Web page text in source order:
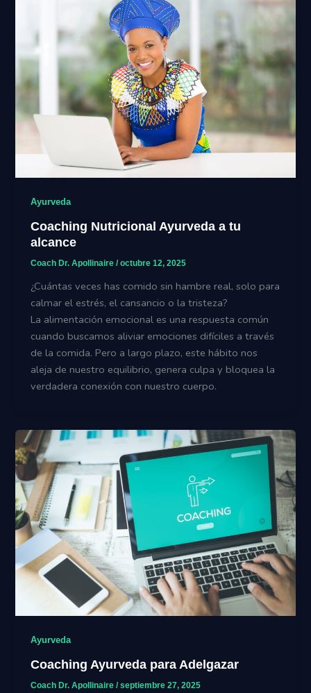
Ayurveda
Coaching Nutricional Ayurveda a tu
alcance
Coach Dr. Apollinaire/octubre 12, 2025
¿Cuántas veces has comido sin hambre real, solo para
calmar el estrés, el cansancio o la tristeza?
La alimentación emocional es una respuesta común
cuando buscamos aliviar emociones difíciles a través
de la comida. Pero a largo plazo, este hábito nos
aleja de nuestro equilibrio, genera culpa y bloquea la
verdadera conexión con nuestro cuerpo.
Ayurveda
Coaching Ayurveda para Adelgazar
Coach Dr. Apollinaire/septiembre 27, 2025